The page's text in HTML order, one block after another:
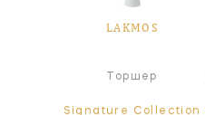
LAKMOS
Торшер
Signature Collection